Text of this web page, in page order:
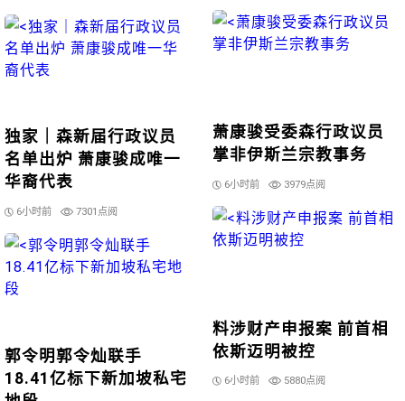
萧康骏受委森行政议员
掌非伊斯兰宗教事务
6小时前 3979点阅
独家｜森新届行政议员
名单出炉 萧康骏成唯一
华裔代表
6小时前 7301点阅
料涉财产申报案 前首相
依斯迈明被控
6小时前 5880点阅
郭令明郭令灿联手
18.41亿标下新加坡私宅